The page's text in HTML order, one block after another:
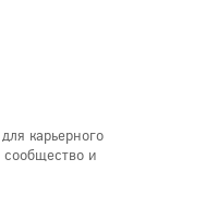
карьерного
и